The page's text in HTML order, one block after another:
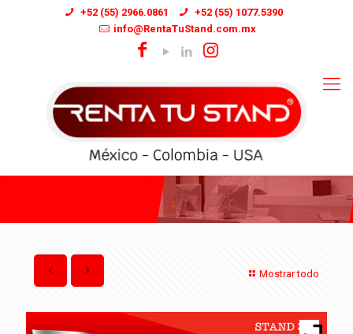
+52 (55) 2966.0861
+52 (55) 1077.5390
info@RentaTuStand.com.mx
Mostrar todo